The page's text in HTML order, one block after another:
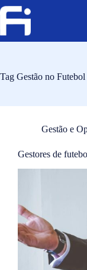
Pular
para
conteúdo
Tag Gestão no Futebol
Gestão e
Gestores de